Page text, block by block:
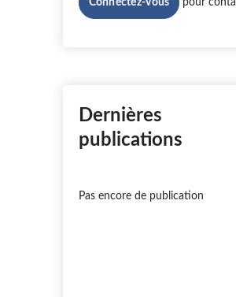
Connectez-vous pour
Dernières
publications
Pas encore de publication